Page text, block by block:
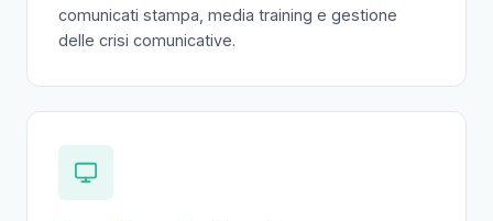
comunicati stampa, media training e gestione
delle crisi comunicative.